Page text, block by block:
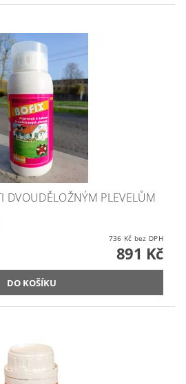
DVOUDĚLOŽNÝM PLEVELŮM
736 Kč bez DPH
891 Kč